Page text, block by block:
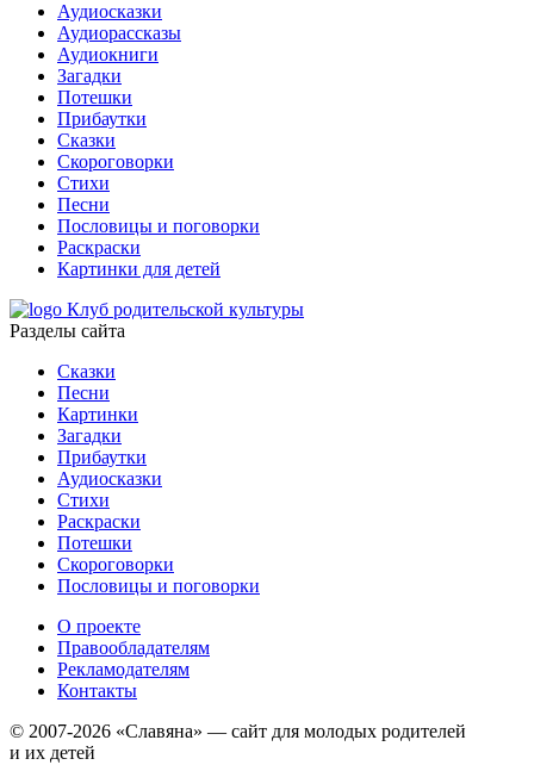
Аудиосказки
Аудиорассказы
Аудиокниги
Загадки
Потешки
Прибаутки
Сказки
Скороговорки
Стихи
Песни
Пословицы и поговорки
Раскраски
Картинки для детей
Клуб родительской культуры
Разделы сайта
Сказки
Песни
Картинки
Загадки
Прибаутки
Аудиосказки
Стихи
Раскраски
Потешки
Скороговорки
Пословицы и поговорки
О проекте
Правообладателям
Рекламодателям
Контакты
© 2007-2026 «Славяна» — сайт для молодых родителей
и их детей